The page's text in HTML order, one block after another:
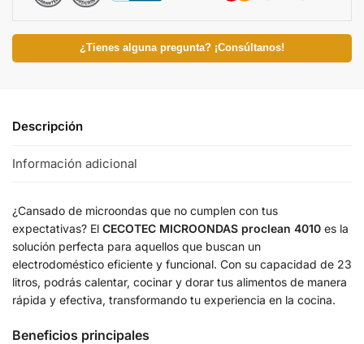
¿Tienes alguna pregunta? ¡Consúltanos!
Descripción
Información adicional
¿Cansado de microondas que no cumplen con tus
expectativas? El CECOTEC MICROONDAS proclean 4010 es la
solución perfecta para aquellos que buscan un
electrodoméstico eficiente y funcional. Con su capacidad de 23
litros, podrás calentar, cocinar y dorar tus alimentos de manera
rápida y efectiva, transformando tu experiencia en la cocina.
Beneficios principales